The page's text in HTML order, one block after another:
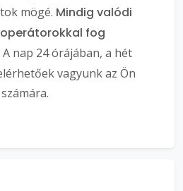
mögé. Mindig valódi
fog
A nap 24 órájában, a hét
vagyunk az Ön
számára.